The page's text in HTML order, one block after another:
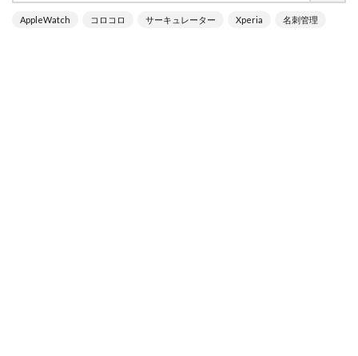
AppleWatch コロコロ サーキュレーター Xperia 名刺管理